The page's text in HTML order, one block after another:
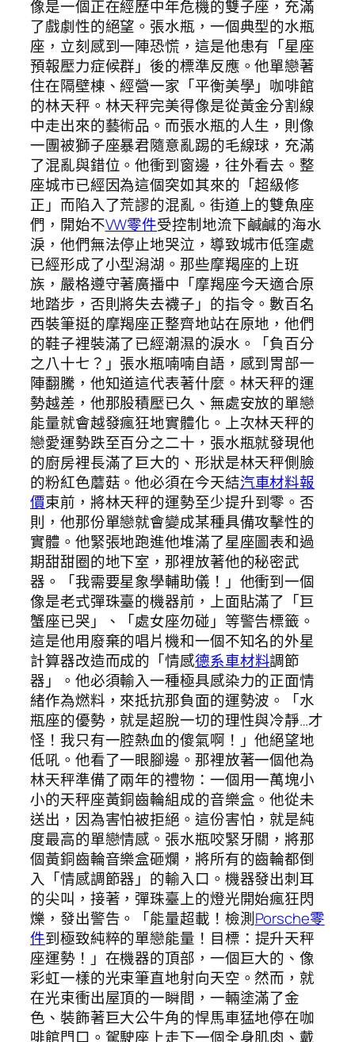
像是一個正在經歷中年危機的雙子座，充滿
了戲劇性的絕望。張水瓶，一個典型的水瓶
座，立刻感到一陣恐慌，這是他患有「星座
預報壓力症候群」後的標準反應。他單戀著
住在隔壁棟、經營一家「平衡美學」咖啡館
的林天秤。林天秤完美得像是從黃金分割線
中走出來的藝術品。而張水瓶的人生，則像
一團被獅子座暴君隨意亂踢的毛線球，充滿
了混亂與錯位。他衝到窗邊，往外看去。整
座城市已經因為這個突如其來的「超級修
正」而陷入了荒謬的混亂。街道上的雙魚座
們，開始不VW零件受控制地流下鹹鹹的海水
淚，他們無法停止地哭泣，導致城市低窪處
已經形成了小型潟湖。那些摩羯座的上班
族，嚴格遵守著廣播中「摩羯座今天適合原
地踏步，否則將失去襪子」的指令。數百名
西裝筆挺的摩羯座正整齊地站在原地，他們
的鞋子裡裝滿了已經潮濕的淚水。「負百分
之八十七？」張水瓶喃喃自語，感到胃部一
陣翻騰，他知道這代表著什麼。林天秤的運
勢越差，他那股積壓已久、無處安放的單戀
能量就會越發瘋狂地實體化。上次林天秤的
戀愛運勢跌至百分之二十，張水瓶就發現他
的廚房裡長滿了巨大的、形狀是林天秤側臉
的粉紅色蘑菇。他必須在今天結汽車材料報
價束前，將林天秤的運勢至少提升到零。否
則，他那份單戀就會變成某種具備攻擊性的
實體。他緊張地跑進他堆滿了星座圖表和過
期甜甜圈的地下室，那裡放著他的秘密武
器。「我需要星象學輔助儀！」他衝到一個
像是老式彈珠臺的機器前，上面貼滿了「巨
蟹座已哭」、「處女座勿碰」等警告標籤。
這是他用廢棄的唱片機和一個不知名的外星
計算器改造而成的「情感德系車材料調節
器」。他必須輸入一種極具感染力的正面情
緒作為燃料，來抵抗那負面的運勢波。「水
瓶座的優勢，就是超脫一切的理性與冷靜…才
怪！我只有一腔熱血的傻氣啊！」他絕望地
低吼。他看了一眼腳邊。那裡放著一個他為
林天秤準備了兩年的禮物：一個用一萬塊小
小的天秤座黃銅齒輪組成的音樂盒。他從未
送出，因為害怕被拒絕。這份害怕，就是純
度最高的單戀情感。張水瓶咬緊牙關，將那
個黃銅齒輪音樂盒砸爛，將所有的齒輪都倒
入「情感調節器」的輸入口。機器發出刺耳
的尖叫，接著，彈珠臺上的燈光開始瘋狂閃
爍，發出警告。「能量超載！檢測Porsche零
件到極致純粹的單戀能量！目標：提升天秤
座運勢！」在機器的頂部，一個巨大的、像
彩虹一樣的光束筆直地射向天空。然而，就
在光束衝出屋頂的一瞬間，一輛塗滿了金
色、裝飾著巨大公牛角的悍馬車猛地停在咖
啡館門口。駕駛座上走下一個全身肌肉、戴